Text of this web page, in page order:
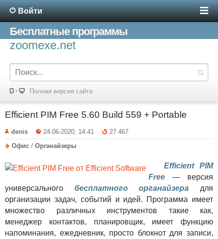
Войти
Бесплатные программы
zoomexe.net
Полная версия сайта
Efficient PIM Free 5.60 Build 559 + Portable
denis 24-06-2020, 14:41
27 467
Офис / Органайзеры
Efficient PIM
Free — версия
универсального бесплатного органайзера для
организации задач, событий и идей. Программа имеет
множество различных инструментов такие как,
менеджер контактов, планировщик, имеет функцию
напоминания, ежедневник, просто блокнот для записи,